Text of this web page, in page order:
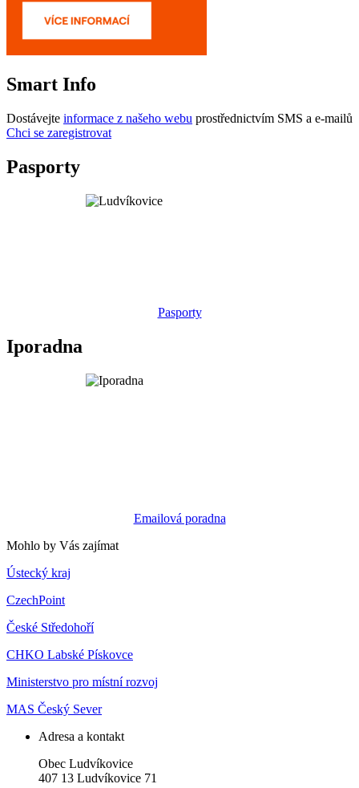
Smart Info
Dostávejte informace z našeho webu prostřednictvím SMS a e-mailů
Chci se zaregistrovat
Pasporty
Pasporty
Iporadna
Emailová poradna
Mohlo by Vás zajímat
Ústecký kraj
CzechPoint
České Středohoří
CHKO Labské Pískovce
Ministerstvo pro místní rozvoj
MAS Český Sever
Adresa a kontakt
Obec Ludvíkovice
407 13 Ludvíkovice 71